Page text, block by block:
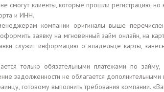
смогут клиенты, которые прошли регистрацию,
и ИНН.
компании оригиналы выше
заявку на мгновенный займ онлайн, на
служит информацию о владельце карты,
только обязательными платежами по
задолженности не облагается
готовому выполнить требования компании.